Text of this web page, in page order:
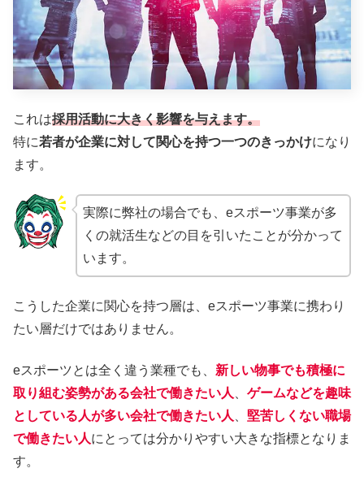
これは採用活動に大きく影響を与えます。
特に若者が企業に対して関心を持つ一つのきっかけになり
ます。
実際に弊社の場合でも、eスポーツ事業が多
くの就活生などの目を引いたことが分かって
います。
こうした企業に関心を持つ層は、eスポーツ事業に携わり
たい層だけではありません。
eスポーツとは全く違う業種でも、 新しい物事でも積極に
取り組む姿勢がある会社で働きたい人
ゲームなどを趣味
としている人が多い会社で働きたい人
堅苦しくない職場
で働きたい人にとっては分かりやすい大きな指標となりま
す。